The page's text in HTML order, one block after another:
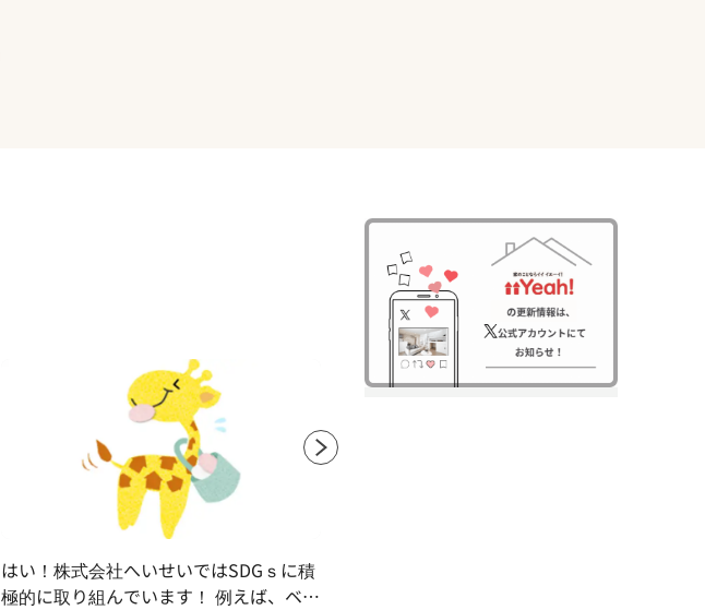
はい！株式会社へいせいではSDGｓに積
極的に取り組んでいます！ 例えば、ベル